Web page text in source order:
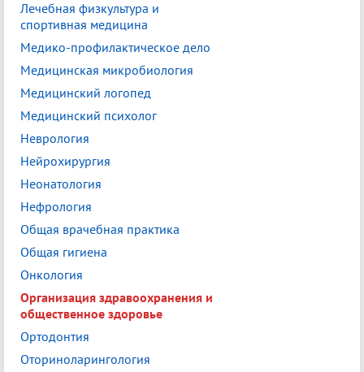
Лечебная физкультура и
спортивная медицина
Медико-профилактическое дело
Медицинская микробиология
Медицинский логопед
Медицинский психолог
Неврология
Нейрохирургия
Неонатология
Нефрология
Общая врачебная практика
Общая гигиена
Онкология
Организация здравоохранения и
общественное здоровье
Ортодонтия
Оториноларингология